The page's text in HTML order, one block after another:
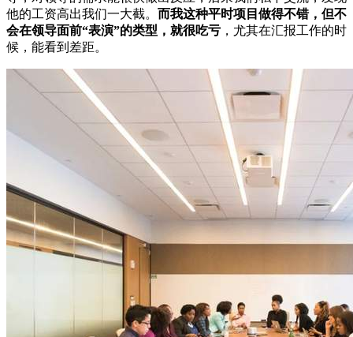
他的工资高出我们一大截。 而我这种平时项目做得不错，但不
会在领导面前“表演”的类型，就很吃亏 ，尤其在汇报工作的时
候，能看到差距。